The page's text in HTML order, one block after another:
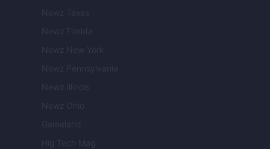
Newz Texas
Newz Florida
Newz New York
Newz Pennsylvania
Newz Illinois
Newz Ohio
Gameland
Hig Tech Mag